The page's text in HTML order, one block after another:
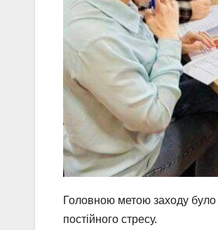
Головною метою заходу
постійного стресу.